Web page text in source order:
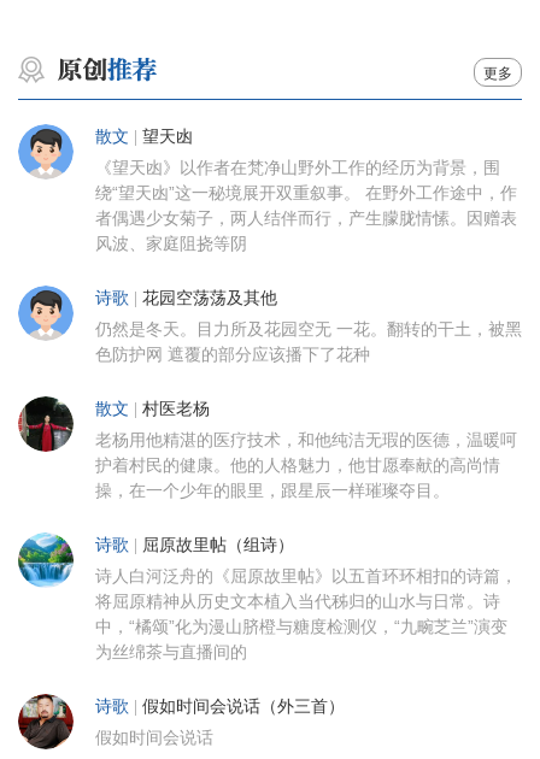
更多
散文 望天凼
《望天凼》以作者在梵净山野外工作的经历为背景，围
绕“望天凼”这一秘境展开双重叙事。 在野外工作途中，作
者偶遇少女菊子，两人结伴而行，产生朦胧情愫。因赠表
风波、家庭阻挠等阴
诗歌 花园空荡荡及其他
仍然是冬天。目力所及花园空无 一花。翻转的干土，被黑
色防护网 遮覆的部分应该播下了花种
散文 村医老杨
老杨用他精湛的医疗技术，和他纯洁无瑕的医德，温暖呵
护着村民的健康。他的人格魅力，他甘愿奉献的高尚情
操，在一个少年的眼里，跟星辰一样璀璨夺目。
诗歌 屈原故里帖（组诗）
诗人白河泛舟的《屈原故里帖》以五首环环相扣的诗篇，
将屈原精神从历史文本植入当代秭归的山水与日常。诗
中，“橘颂”化为漫山脐橙与糖度检测仪，“九畹芝兰”演变
为丝绵茶与直播间的
诗歌 假如时间会说话（外三首）
假如时间会说话